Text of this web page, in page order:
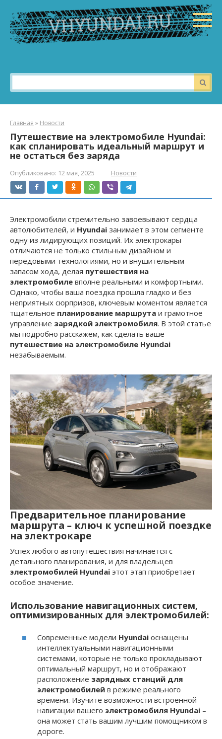
контенту
Поиск:
Главная » Новости
Путешествие на электромобиле Hyundai:
как спланировать идеальный маршрут и
не остаться без заряда
Опубликовано: 12 мая, 2025 Новости
Электромобили стремительно завоевывают сердца
автолюбителей, и Hyundai занимает в этом сегменте
одну из лидирующих позиций. Их электрокары
отличаются не только стильным дизайном и
передовыми технологиями, но и внушительным
запасом хода, делая путешествия на
электромобиле вполне реальными и комфортными.
Однако, чтобы ваша поездка прошла гладко и без
неприятных сюрпризов, ключевым моментом является
тщательное планирование маршрута и грамотное
управление зарядкой электромобиля. В этой статье
мы подробно расскажем, как сделать ваше
путешествие на электромобиле Hyundai
незабываемым.
Предварительное планирование
маршрута – ключ к успешной поездке
на электрокаре
Успех любого автопутешествия начинается с
детального планирования, и для владельцев
электромобилей Hyundai этот этап приобретает
особое значение.
Использование навигационных систем,
оптимизированных для электромобилей:
Современные модели Hyundai оснащены
интеллектуальными навигационными
системами, которые не только прокладывают
оптимальный маршрут, но и отображают
расположение зарядных станций для
электромобилей в режиме реального
времени. Изучите возможности встроенной
навигации вашего электромобиля Hyundai –
она может стать вашим лучшим помощником в
дороге.